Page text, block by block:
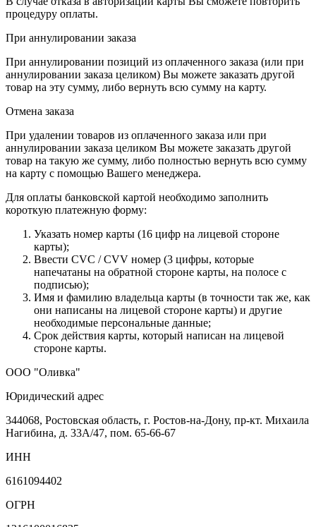
процедуру оплаты.
При аннулировании заказа
При аннулировании позиций из оплаченного заказа (или при
аннулировании заказа целиком) Вы можете заказать другой
товар на эту сумму, либо вернуть всю сумму на карту.
Отмена заказа
При удалении товаров из оплаченного заказа или при
аннулировании заказа целиком Вы можете заказать другой
товар на такую же сумму, либо полностью вернуть всю сумму
на карту с помощью Вашего менеджера.
Для оплаты банковской картой необходимо заполнить
короткую платежную форму:
Указать номер карты (16 цифр на лицевой стороне
карты);
Ввести CVC / CVV номер (3 цифры, которые
напечатаны на обратной стороне карты, на полосе с
подписью);
Имя и фамилию владельца карты (в точности так же, как
они написаны на лицевой стороне карты) и другие
необходимые персональные данные;
Срок действия карты, который написан на лицевой
стороне карты.
ООО "Оливка"
Юридический адрес
344068, Ростовская область, г. Ростов-на-Дону, пр-кт. Михаила
Нагибина, д. 33А/47, пом. 65-66-67
ИНН
6161094402
ОГРН